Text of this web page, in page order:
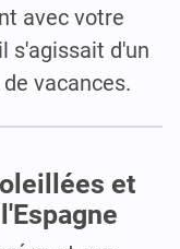
avec votre
s'agissait d'un
vacances.
et